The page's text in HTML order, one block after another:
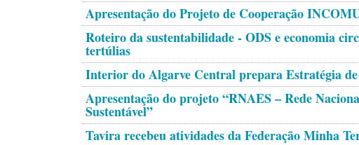
Apresentação do Projeto de Cooperação
Roteiro da sustentabilidade - ODS e economia
tertúlias
Interior do Algarve Central prepara Estratégia
Apresentação do projeto “RNAES – Rede
Sustentável”
Tavira recebeu atividades da Federação Minha